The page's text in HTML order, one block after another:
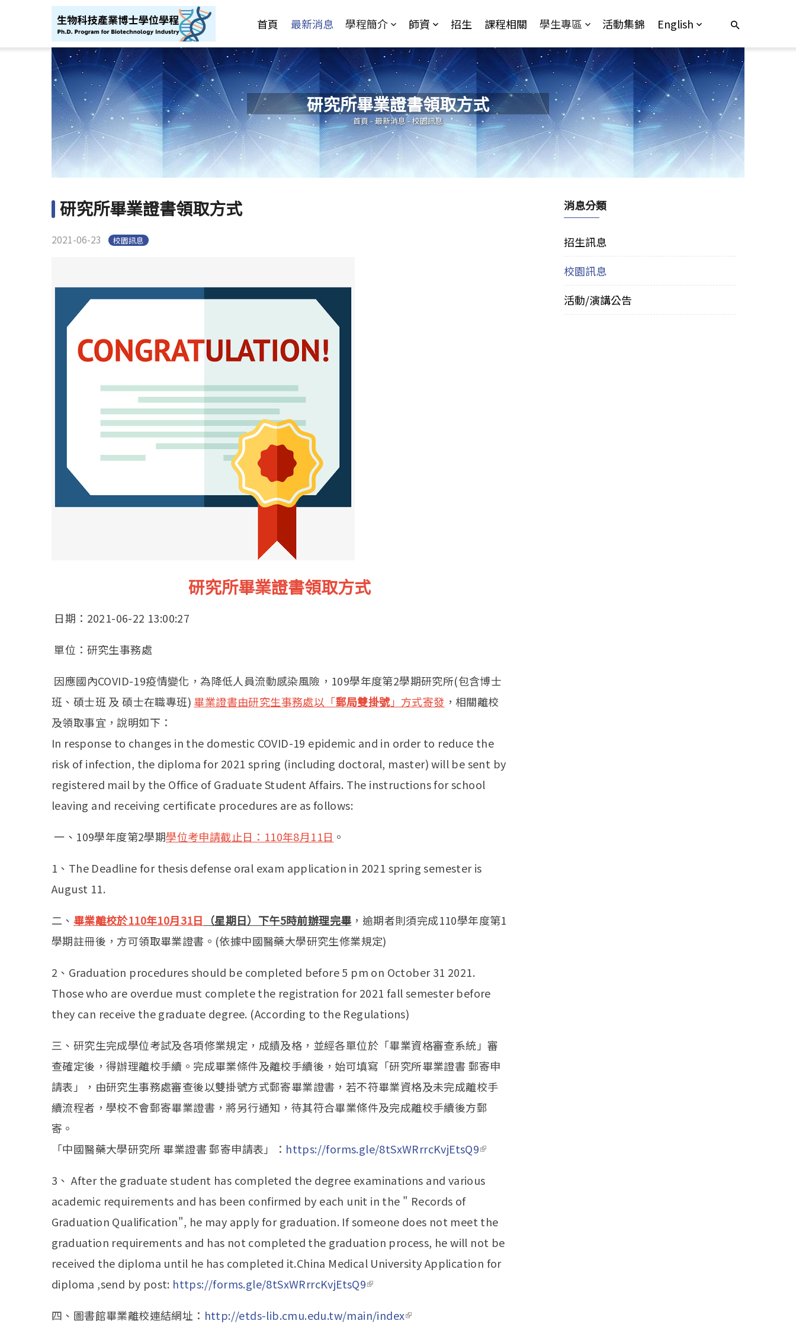
首頁 最新消息 學程簡介 師資 招生 課程相關 學生專區 活動集錦 English
研究所畢業證書領取方式
您在這裡
首頁-最新消息 -校園訊息
研究所畢業證書領取方式
2021-06-23 校園訊息
研究所畢業證書領取方式
日期：2021-06-22 13:00:27
單位：研究生事務處
因應國內COVID-19疫情變化，為降低人員流動感染風險，109學年度第2學期研究所(包含博士
班、碩士班 及 碩士在職專班) 畢業證書由研究生事務處以「郵局雙掛號」方式寄發 ，相關離校
及領取事宜，說明如下：
In response to changes in the domestic COVID-19 epidemic and in order to reduce the
risk of infection, the diploma for 2021 spring (including doctoral, master) will be sent by
registered mail by the Office of Graduate Student Affairs. The instructions for school
leaving and receiving certificate procedures are as follows:
一、109學年度第2學期學位考申請截止日：110年8月11日 。
1、The Deadline for thesis defense oral exam application in 2021 spring semester is
August 11.
二、 畢業離校於110年10月31日 （星期日）下午5時前辦理完畢 ，逾期者則須完成110學年度第1
學期註冊後，方可領取畢業證書。(依據中國醫藥大學研究生修業規定)
2、Graduation procedures should be completed before 5 pm on October 31 2021.
Those who are overdue must complete the registration for 2021 fall semester before
they can receive the graduate degree. (According to the Regulations)
三、研究生完成學位考試及各項修業規定，成績及格，並經各單位於「畢業資格審查系統」審
查確定後，得辦理離校手續。完成畢業條件及離校手續後，始可填寫「研究所畢業證書 郵寄申
請表」，由研究生事務處審查後以雙掛號方式郵寄畢業證書，若不符畢業資格及未完成離校手
續流程者，學校不會郵寄畢業證書，將另行通知，待其符合畢業條件及完成離校手續後方郵
寄。
「中國醫藥大學研究所 畢業證書 郵寄申請表」： https://forms.gle/8tSxWRrrcKvjEtsQ9(link is
3、 After the graduate student has completed the degree examinations and various
academic requirements and has been confirmed by each unit in the " Records of
Graduation Qualification", he may apply for graduation. If someone does not meet the
graduation requirements and has not completed the graduation process, he will not be
received the diploma until he has completed it.China Medical University Application for
diploma ,send by post: https://forms.gle/8tSxWRrrcKvjEtsQ9(link is external)
四、圖書館畢業離校連結網址： http://etds-lib.cmu.edu.tw/main/index(link is external)
消息分類
招生訊息
校園訊息
活動/演講公告